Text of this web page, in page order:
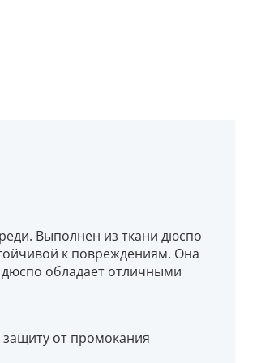
Выполнен из ткани дюспо
к повреждениям. Она
дюспо обладает отличными
от промокания